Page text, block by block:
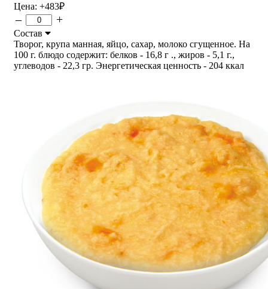
Цена: +483₽
– +
Состав
Творог, крупа манная, яйцо, сахар, молоко сгущенное. На
100 г. блюдо содержит: белков - 16,8 г ., жиров - 5,1 г.,
углеводов - 22,3 гр. Энергетическая ценность - 204 ккал